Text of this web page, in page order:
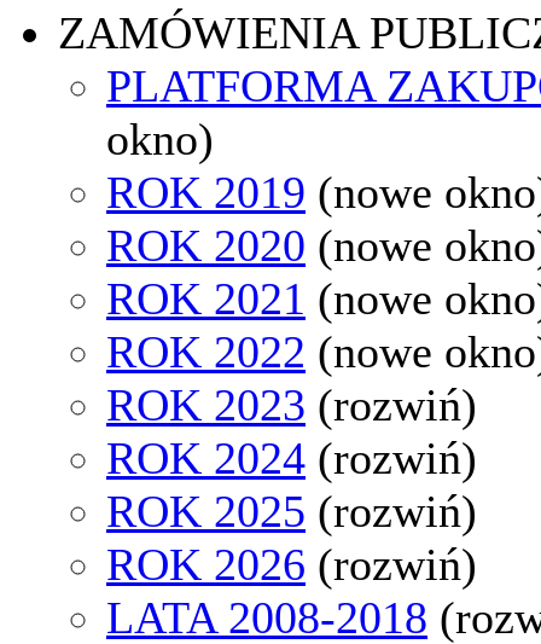
ZAMÓWIENIA
PLATFORMA
okno)
ROK 2019 (nowe
ROK 2020 (nowe
ROK 2021 (nowe
ROK 2022 (nowe
ROK 2023 (rozwiń)
ROK 2024 (rozwiń)
ROK 2025 (rozwiń)
ROK 2026 (rozwiń)
LATA 2008-2018